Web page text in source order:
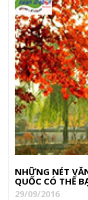
NHỮNG NÉT
QUỐC CÓ THỂ
29/09/2016